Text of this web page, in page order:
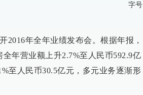
字号
2016年全年业绩发布会。根据年报，
年营业额上升2.7%至人民币592.9亿
至人民币30.5亿元，多元业务逐渐形